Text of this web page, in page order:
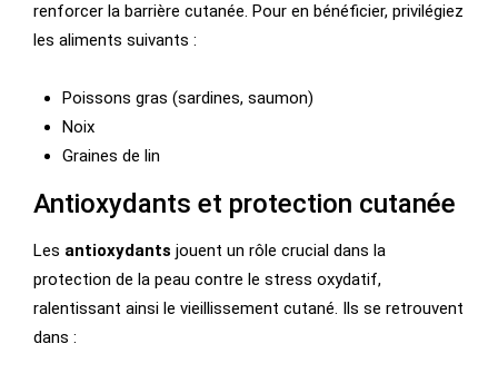
renforcer la barrière cutanée. Pour en bénéficier, privilégiez
les aliments suivants :
Poissons gras (sardines, saumon)
Noix
Graines de lin
Antioxydants et protection cutanée
Les antioxydants jouent un rôle crucial dans la
protection de la peau contre le stress oxydatif,
ralentissant ainsi le vieillissement cutané. Ils se retrouvent
dans :